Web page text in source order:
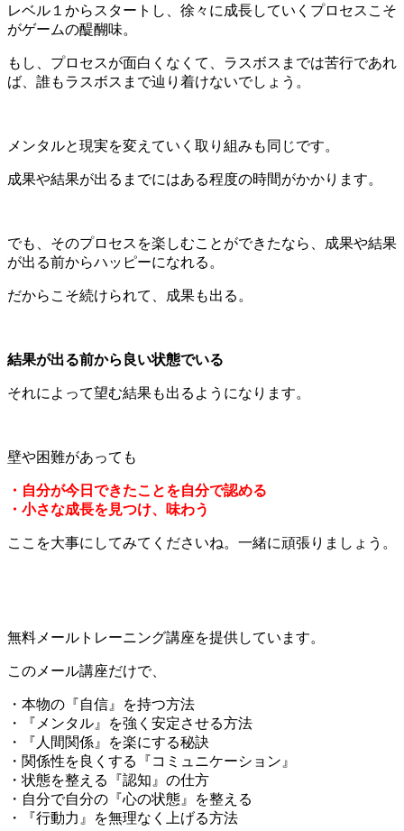
レベル１からスタートし、徐々に成長していくプロセスこそ
がゲームの醍醐味。
もし、プロセスが面白くなくて、ラスボスまでは苦行であれ
ば、誰もラスボスまで辿り着けないでしょう。
メンタルと現実を変えていく取り組みも同じです。
成果や結果が出るまでにはある程度の時間がかかります。
でも、そのプロセスを楽しむことができたなら、成果や結果
が出る前からハッピーになれる。
だからこそ続けられて、成果も出る。
結果が出る前から良い状態でいる
それによって望む結果も出るようになります。
壁や困難があっても
・自分が今日できたことを自分で認める
・小さな成長を見つけ、味わう
ここを大事にしてみてくださいね。一緒に頑張りましょう。
無料メールトレーニング講座を提供しています。
このメール講座だけで、
・本物の『自信』を持つ方法
・『メンタル』を強く安定させる方法
・『人間関係』を楽にする秘訣
・関係性を良くする『コミュニケーション』
・状態を整える『認知』の仕方
・自分で自分の『心の状態』を整える
・『行動力』を無理なく上げる方法